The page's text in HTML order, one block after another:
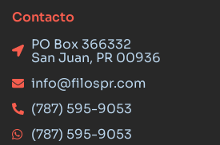
Contacto
PO Box 366332
San Juan, PR 00936
info@filospr.com
(787) 595-9053
(787) 595-9053